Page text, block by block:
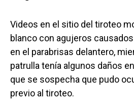
Videos en el sitio del tiroteo
blanco con agujeros
en el parabrisas delantero,
patrulla tenía algunos daños
que se sospecha que pudo
previo al tiroteo.